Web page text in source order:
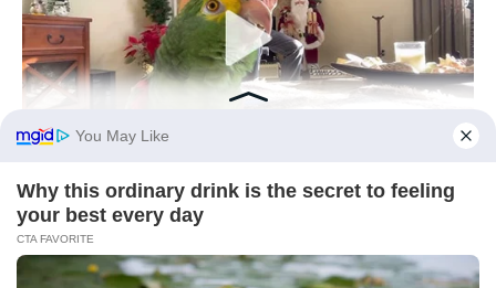
Watch This Parrot Belt Out A Pitch-Perfect Beyonce Song